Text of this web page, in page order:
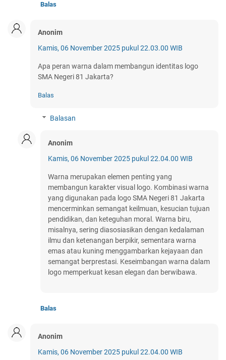
Balas
Anonim
Kamis, 06 November 2025 pukul 22.03.00 WIB
Apa peran warna dalam membangun identitas logo
SMA Negeri 81 Jakarta?
Balas
Balasan
Anonim
Kamis, 06 November 2025 pukul 22.04.00 WIB
Warna merupakan elemen penting yang
membangun karakter visual logo. Kombinasi warna
yang digunakan pada logo SMA Negeri 81 Jakarta
mencerminkan semangat keilmuan, kesucian tujuan
pendidikan, dan keteguhan moral. Warna biru,
misalnya, sering diasosiasikan dengan kedalaman
ilmu dan ketenangan berpikir, sementara warna
emas atau kuning menggambarkan kejayaan dan
semangat berprestasi. Keseimbangan warna dalam
logo memperkuat kesan elegan dan berwibawa.
Balas
Anonim
Kamis, 06 November 2025 pukul 22.04.00 WIB